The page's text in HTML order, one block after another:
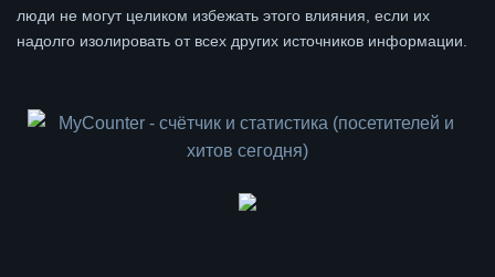
люди не могут целиком избежать этого влияния, если их
надолго изолировать от всех других источников информации.